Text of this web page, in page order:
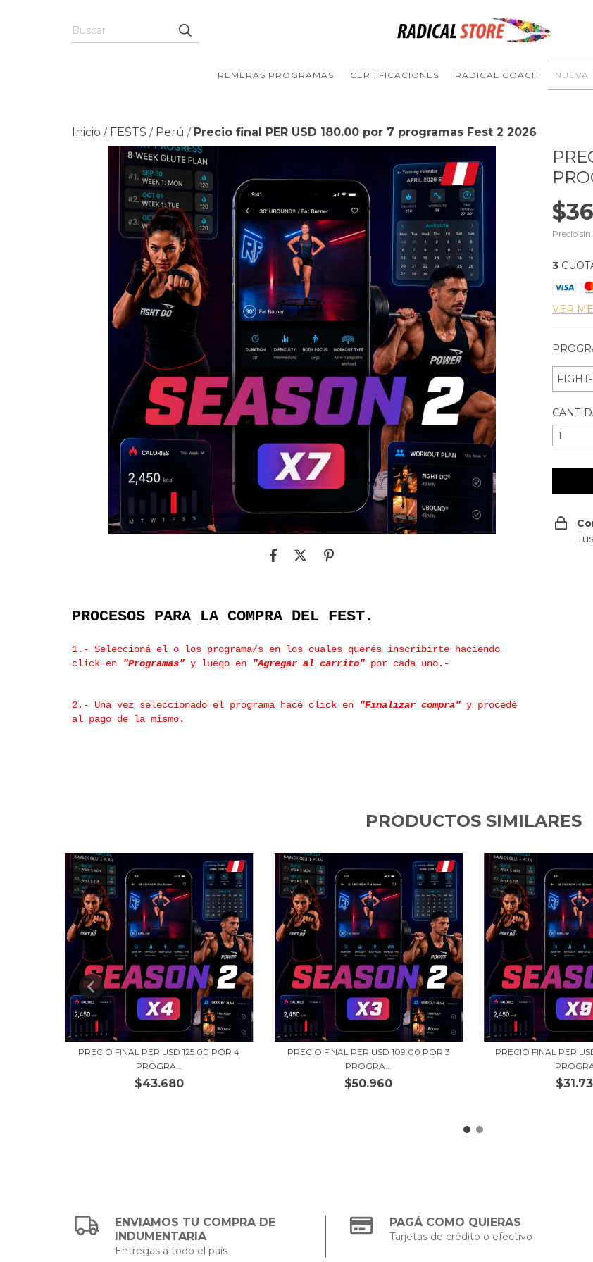
REMERAS PROGRAMAS CERTIFICACIONES RADICAL COACH NUEVA
Inicio / FESTS / Perú / Precio final PER USD 180.00 por 7 programas Fest 2 2026
PROCESOS PARA LA COMPRA DEL FEST.
1.- Seleccioná el o los programa/s en los cuales querés inscribirte haciendo
click en
"Programas" y luego en "Agregar al carrito" por cada uno.-
2.- Una vez seleccionado el programa hacé click en "Finalizar compra" y procedé
al pago de la mismo.
Precio
3
VER
PRODUCTOS SIMILARES
PRECIO FINAL PER USD 125.00 POR 4
PROGRA...
$43.680
PRECIO FINAL PER USD 109.00 POR 3
PROGRA...
$50.960
PRECIO FINAL PER
ENVIAMOS TU COMPRA DE
INDUMENTARIA
Entregas a todo el país
PAGÁ COMO QUIERAS
Tarjetas de crédito o efectivo